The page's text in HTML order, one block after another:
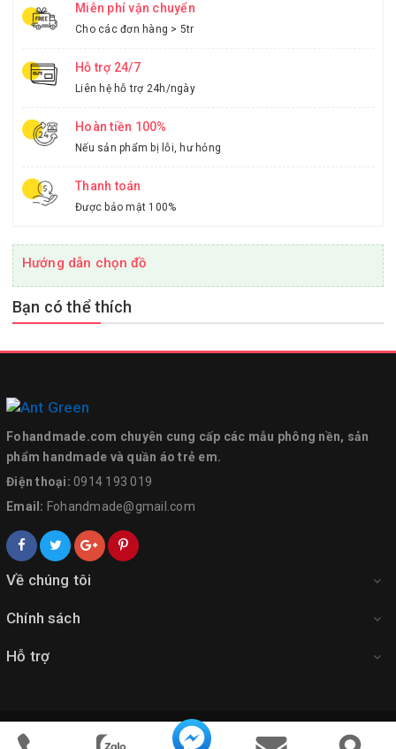
Miễn phí vận chuyển
Cho các đơn hàng > 5tr
Hỗ trợ 24/7
Liên hệ hỗ trợ 24h/ngày
Hoàn tiền 100%
Nếu sản phẩm bị lỗi, hư hỏng
Thanh toán
Được bảo mật 100%
Hướng dẫn chọn đồ
Bạn có thể thích
Fohandmade.com chuyên cung cấp các mẫu phông nền, sản
phẩm handmade và quần áo trẻ em.
Điện thoại: 0914 193 019
Email: Fohandmade@gmail.com
Về chúng tôi
Chính sách
Hỗ trợ
© Fohandmade Fohandmade